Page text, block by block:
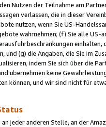
Nutzen der Teilnahme am
verlassen, die in dieser
nutzen, wenn Sie US-
wahrnehmen; (f) Sie alle
und (g) die Angaben, die Sie im
indem Sie sich über die
übernehmen keine
können, und wir sind nicht für
an jeder anderen Stelle, an der